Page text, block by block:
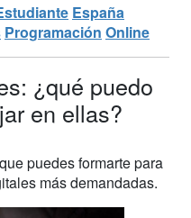
España
Programación Online
¿qué puedo
en ellas?
puedes formarte para
más demandadas.